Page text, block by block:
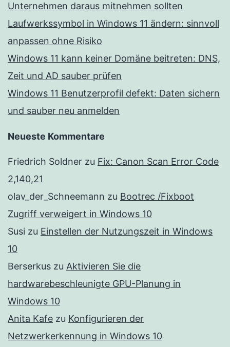
Unternehmen daraus mitnehmen sollten
Laufwerkssymbol in Windows 11 ändern: sinnvoll
anpassen ohne Risiko
Windows 11 kann keiner Domäne beitreten: DNS,
Zeit und AD sauber prüfen
Windows 11 Benutzerprofil defekt: Daten sichern
und sauber neu anmelden
Neueste Kommentare
Friedrich Soldner zu Fix: Canon Scan Error Code
2,140,21
olav_der_Schneemann zu Bootrec /Fixboot
Zugriff verweigert in Windows 10
Susi zu Einstellen der Nutzungszeit in Windows
10
Berserkus zu Aktivieren Sie die
hardwarebeschleunigte GPU-Planung in
Windows 10
Anita Kafe zu Konfigurieren der
Netzwerkerkennung in Windows 10